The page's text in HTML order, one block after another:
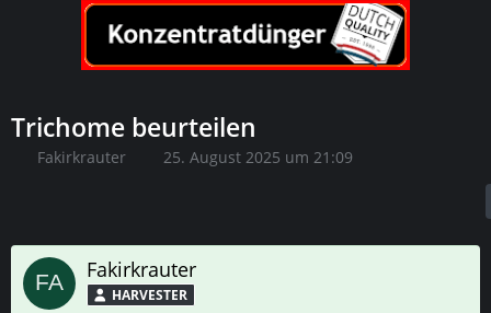
Trichome beurteilen
Fakirkrauter 25. August 2025 um 21:09
Fakirkrauter
HARVESTER